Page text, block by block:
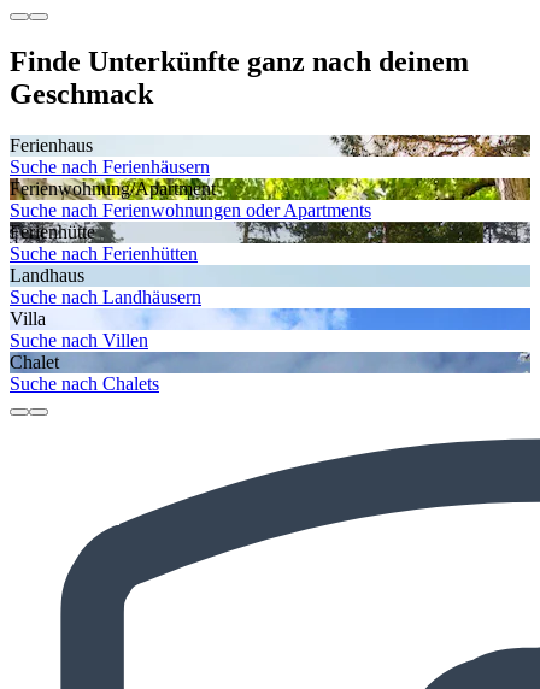
Finde Unterkünfte ganz nach deinem
Geschmack
Ferienhaus
Suche nach Ferienhäusern
Ferienwohnung/Apartment
Suche nach Ferienwohnungen oder Apartments
Ferienhütte
Suche nach Ferienhütten
Landhaus
Suche nach Landhäusern
Villa
Suche nach Villen
Chalet
Suche nach Chalets